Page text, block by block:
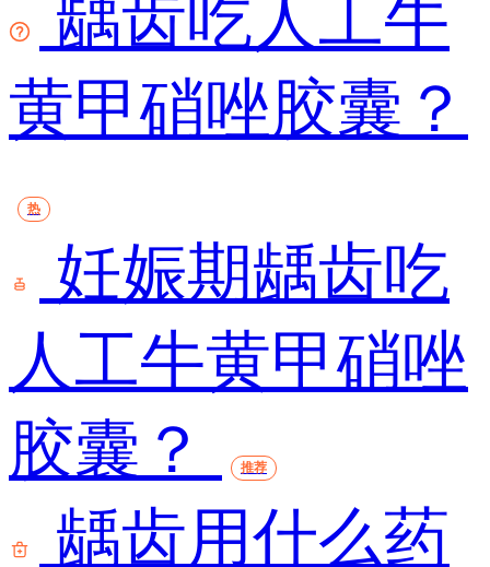
龋齿吃人工牛
黄甲硝唑胶囊？
热
妊娠期龋齿吃
人工牛黄甲硝唑
胶囊？
推荐
龋齿用什么药